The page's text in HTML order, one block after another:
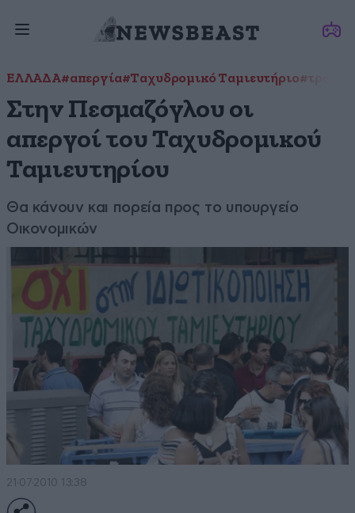
ΕΛΛΑΔΑ#απεργία#Ταχυδρομικό Ταμιευτήριο
Στην Πεσμαζόγλου οι
απεργοί του Ταχυδρομικού
Ταμιευτηρίου
Θα κάνουν και πορεία προς το υπουργείο
Οικονομικών
21·07·2010 13:38